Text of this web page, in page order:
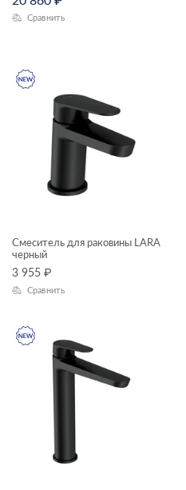
Сравнить
Смеситель для раковины LARA
черный
3 955 ₽
Сравнить